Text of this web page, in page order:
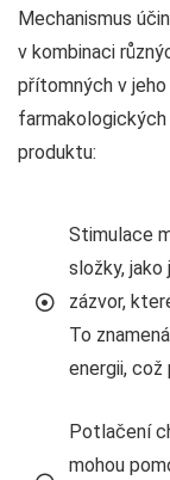
Mechanismus
v kombinaci
přítomných v
produktu:
Stimulace
složky, jako
zázvor,
To
energii, což
Potlačení
mohou